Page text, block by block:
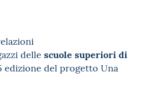
delle scuole superiori di
del progetto Una